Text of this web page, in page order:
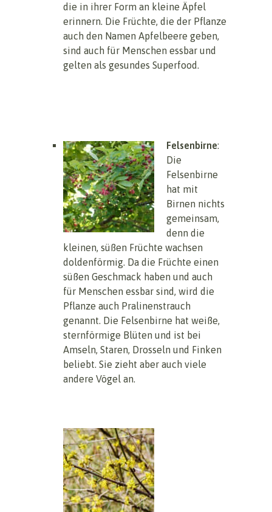
die in ihrer Form an kleine Äpfel
erinnern. Die Früchte, die der Pflanze
auch den Namen Apfelbeere geben,
sind auch für Menschen essbar und
gelten als gesundes Superfood.
Felsenbirne:
Die
Felsenbirne
hat mit
Birnen nichts
gemeinsam,
denn die
kleinen, süßen Früchte wachsen
doldenförmig. Da die Früchte einen
süßen Geschmack haben und auch
für Menschen essbar sind, wird die
Pflanze auch Pralinenstrauch
genannt. Die Felsenbirne hat weiße,
sternförmige Blüten und ist bei
Amseln, Staren, Drosseln und Finken
beliebt. Sie zieht aber auch viele
andere Vögel an.